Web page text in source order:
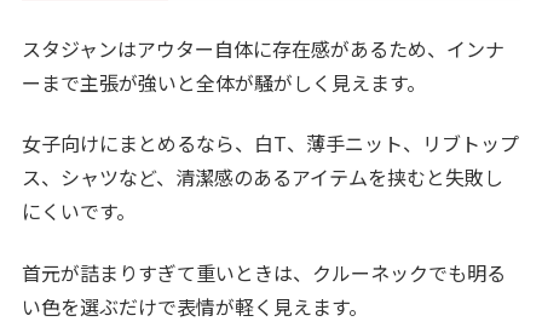
スタジャンはアウター自体に存在感があるため、インナ
ーまで主張が強いと全体が騒がしく見えます。
女子向けにまとめるなら、白T、薄手ニット、リブトップ
ス、シャツなど、清潔感のあるアイテムを挟むと失敗し
にくいです。
首元が詰まりすぎて重いときは、クルーネックでも明る
い色を選ぶだけで表情が軽く見えます。